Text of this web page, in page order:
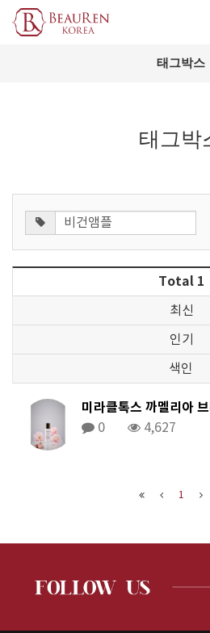
태그박스
태그박
Total 1
최신
인기
색인
미라클톡스 까멜리아
0 4,627
1